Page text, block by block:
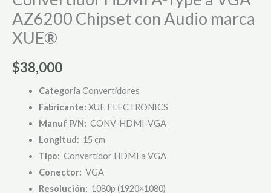
AZ6200 Chipset con Audio marca
XUE®
$38,000
Categoría Convertidores
Fabricante: XUE ELECTRONICS
Manuf P/N: CONV-HDMI-VGA
Longitud: 15 cm
Tipo: Convertidor HDMI a VGA
Conector: VGA
Resolución: 1080p (1920×1080)